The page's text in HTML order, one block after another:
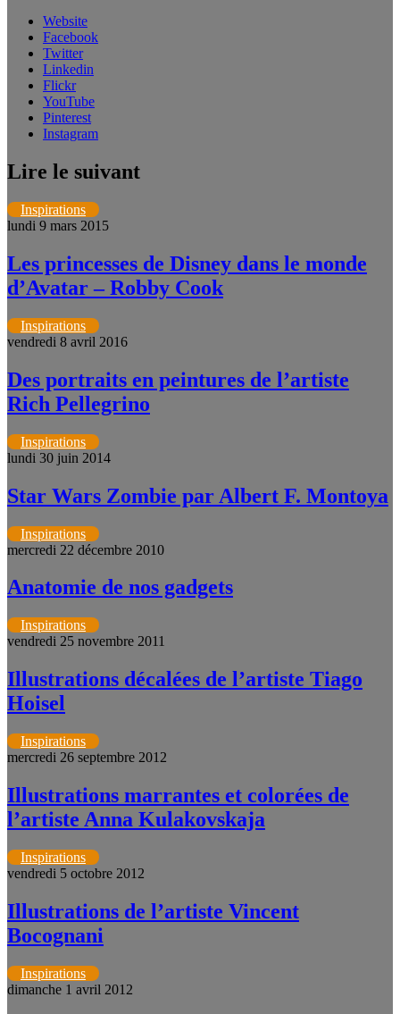
Website
Facebook
Twitter
Linkedin
Flickr
YouTube
Pinterest
Instagram
Lire le suivant
Inspirations
lundi 9 mars 2015
Les princesses de Disney dans le monde
d’Avatar – Robby Cook
Inspirations
vendredi 8 avril 2016
Des portraits en peintures de l’artiste
Rich Pellegrino
Inspirations
lundi 30 juin 2014
Star Wars Zombie par Albert F. Montoya
Inspirations
mercredi 22 décembre 2010
Anatomie de nos gadgets
Inspirations
vendredi 25 novembre 2011
Illustrations décalées de l’artiste Tiago
Hoisel
Inspirations
mercredi 26 septembre 2012
Illustrations marrantes et colorées de
l’artiste Anna Kulakovskaja
Inspirations
vendredi 5 octobre 2012
Illustrations de l’artiste Vincent
Bocognani
Inspirations
dimanche 1 avril 2012